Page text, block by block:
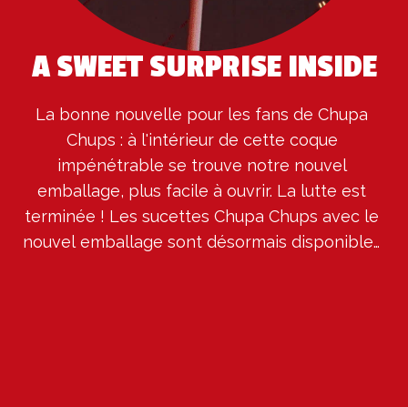
A SWEET SURPRISE INSIDE
La bonne nouvelle pour les fans de Chupa
Chups : à l'intérieur de cette coque
impénétrable se trouve notre nouvel
emballage, plus facile à ouvrir. La lutte est
terminée ! Les sucettes Chupa Chups avec le
nouvel emballage sont désormais disponibles